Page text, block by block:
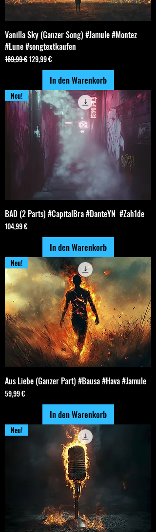
Vanilla Sky (Ganzer Song) #Jamule #Montez
#Lune #songtextkaufen
Standardpreis
169,99 €Sale-Preis
129,99 €
In den Warenkorb
Neu!
BAD (2 Parts) #CapitalBra #DanteYN #Zah1de
Preis
104,99 €
In den Warenkorb
Neu!
Aus Liebe (Ganzer Part) #Bausa #Hava #Jamule
Preis
59,99 €
In den Warenkorb
Neu!